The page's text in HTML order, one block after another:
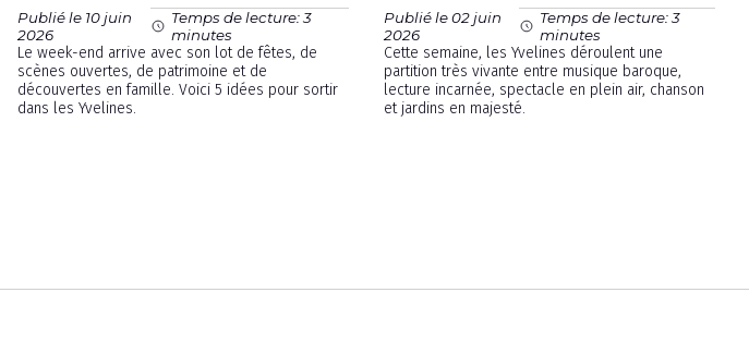
Publié le 10 juin
2026
Temps de lecture: 3
minutes
Le week-end arrive avec son lot de fêtes, de
scènes ouvertes, de patrimoine et de
découvertes en famille. Voici 5 idées pour sortir
dans les Yvelines.
Publié le 02 juin
2026
Temps de lecture: 3
minutes
Cette semaine, les Yvelines déroulent une
partition très vivante entre musique baroque,
lecture incarnée, spectacle en plein air, chanson
et jardins en majesté.